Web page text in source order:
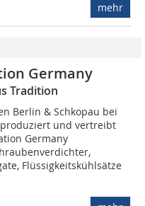
mehr
Germany
Tradition
Berlin & Schkopau bei
und vertreibt
Germany
Flüssigkeitskühlsätze